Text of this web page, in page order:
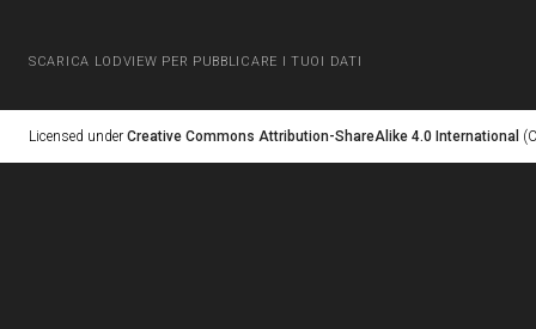
SCARICA LODVIEW PER PUBBLICARE I TUOI DATI
Licensed under Creative Commons Attribution-ShareAlike 4.0 International